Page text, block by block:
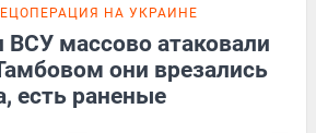
НА УКРАИНЕ
ВСУ массово атаковали
они врезались
есть раненые